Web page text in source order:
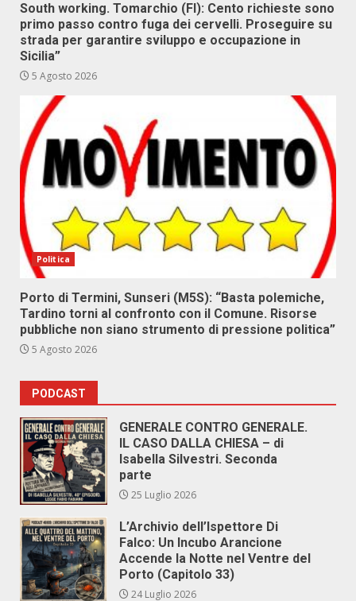
South working. Tomarchio (FI): Cento richieste sono
primo passo contro fuga dei cervelli. Proseguire su
strada per garantire sviluppo e occupazione in
Sicilia”
5 Agosto 2026
Politica
Porto di Termini, Sunseri (M5S): “Basta polemiche,
Tardino torni al confronto con il Comune. Risorse
pubbliche non siano strumento di pressione politica”
5 Agosto 2026
PODCAST
GENERALE CONTRO GENERALE.
IL CASO DALLA CHIESA – di
Isabella Silvestri. Seconda
parte
25 Luglio 2026
L’Archivio dell’Ispettore Di
Falco: Un Incubo Arancione
Accende la Notte nel Ventre del
Porto (Capitolo 33)
24 Luglio 2026